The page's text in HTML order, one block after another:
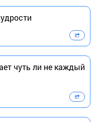
чуть ли не каждый